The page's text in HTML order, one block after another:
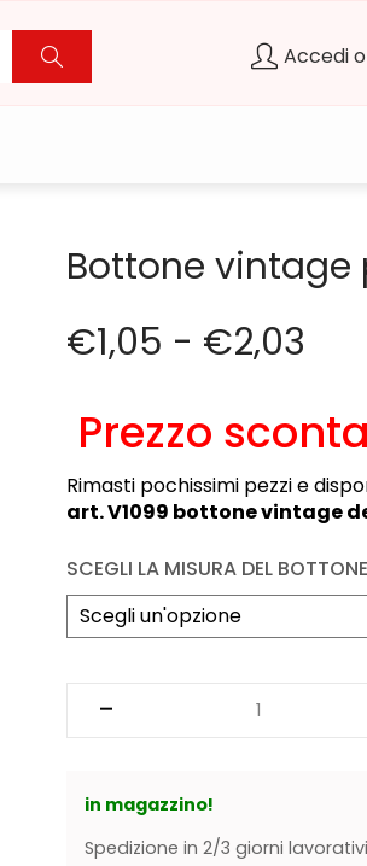
Bottone vintage
€1,05 - €2,03
Prezzo
Rimasti pochissimi pezzi e
art. V1099 bottone vintage
SCEGLI LA MISURA DEL BOTTONE
in magazzino!
Spedizione in 2/3 giorni lavorativi